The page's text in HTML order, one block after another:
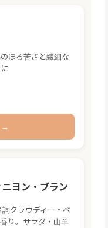
ほろ苦さと繊細な
→
ヨン・ブラン
クラウディー・ベ
り。サラダ・山羊